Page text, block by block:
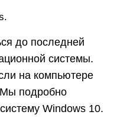
до последней
системы.
на компьютере
Мы подробно
Windows 10.